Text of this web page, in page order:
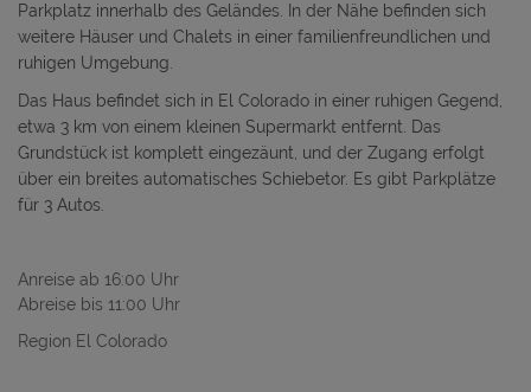
Parkplatz innerhalb des Geländes. In der Nähe befinden sich
weitere Häuser und Chalets in einer familienfreundlichen und
ruhigen Umgebung.
Das Haus befindet sich in El Colorado in einer ruhigen Gegend,
etwa 3 km von einem kleinen Supermarkt entfernt. Das
Grundstück ist komplett eingezäunt, und der Zugang erfolgt
über ein breites automatisches Schiebetor. Es gibt Parkplätze
für 3 Autos.
Anreise ab 16:00 Uhr
Abreise bis 11:00 Uhr
Region El Colorado